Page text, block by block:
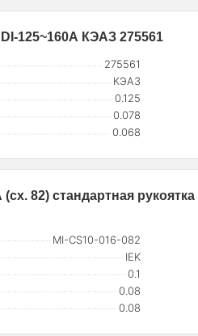
125~160А КЭАЗ 275561
275561
КЭАЗ
0.125
0.078
0.068
82) стандартная рукоятка
MI-CS10-016-082
IEK
0.1
0.08
0.08